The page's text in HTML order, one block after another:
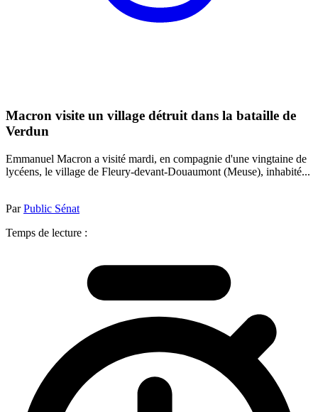
Macron visite un village détruit dans la bataille de
Verdun
Emmanuel Macron a visité mardi, en compagnie d'une vingtaine de
lycéens, le village de Fleury-devant-Douaumont (Meuse), inhabité...
ParPublic Sénat
Temps de lecture :